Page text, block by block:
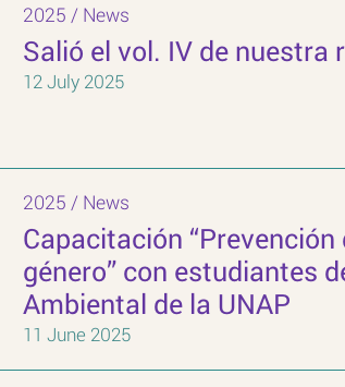
2025 / News
Salió el vol. IV de nuestra
12 July 2025
2025 / News
Capacitación
género” con estudiantes
Ambiental de la UNAP
11 June 2025